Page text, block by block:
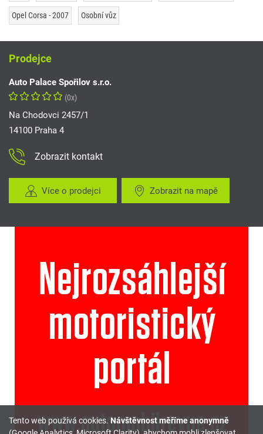
Opel Corsa - 2007 Osobní vůz
Prodejce
Auto Palace Spořilov s.r.o.
(0x)
Na Chodovci 2457/1
14100 Praha 4
Zobrazit kontakt
Více o prodejci Zobrazit na mapě
Tento web používá cookies. Návštěvnost měříme anonymně